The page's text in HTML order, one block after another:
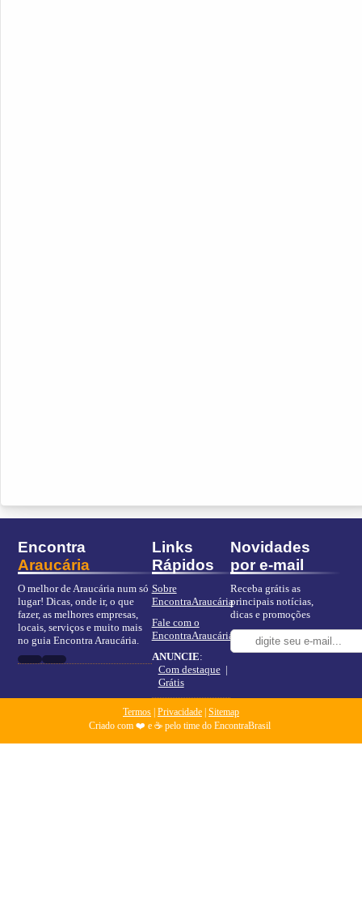
Encontra
Araucária
O melhor de Araucária num só
lugar! Dicas, onde ir, o que
fazer, as melhores empresas,
locais, serviços e muito mais
no guia Encontra Araucária.
Links
Rápidos
Sobre
EncontraAraucária
Fale com o
EncontraAraucária
ANUNCIE:
Com destaque|
Grátis
Novidades
por e-mail
Receba grátis as
principais notícias,
dicas e promoções
Termos | Privacidade | Sitemap
Criado com ❤️ e ☕ pelo time do EncontraBrasil